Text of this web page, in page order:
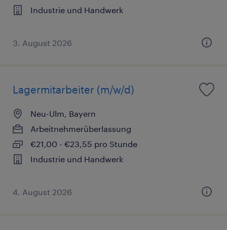
Industrie und Handwerk
3. August 2026
Lagermitarbeiter (m/w/d)
Neu-Ulm, Bayern
Arbeitnehmerüberlassung
€21,00 - €23,55 pro Stunde
Industrie und Handwerk
4. August 2026